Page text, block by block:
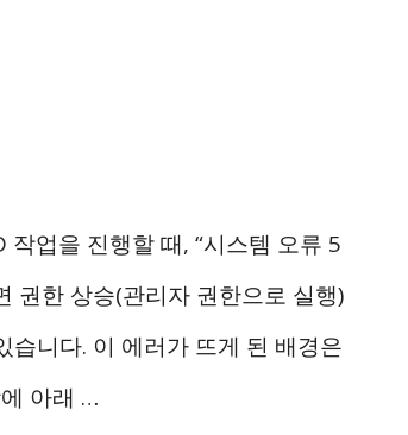
업을 진행할 때, “시스템 오류 5
권한 상승(관리자 권한으로 실행)
습니다. 이 에러가 뜨게 된 배경은
아래 …